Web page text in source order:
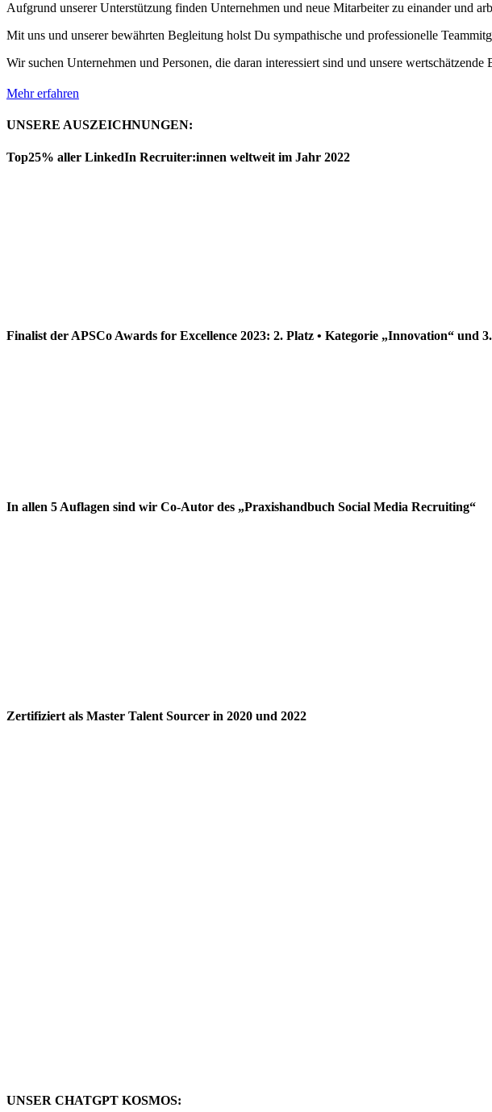
Aufgrund unserer Unterstützung finden Unternehmen und neue Mitarbeiter zu einander und
Mit uns und unserer bewährten Begleitung holst Du sympathische und professionelle
Wir suchen Unternehmen und Personen, die daran interessiert sind und unsere
Mehr erfahren
UNSERE AUSZEICHNUNGEN:
Top25% aller LinkedIn Recruiter:innen weltweit im Jahr 2022
Finalist der APSCo Awards for Excellence 2023: 2. Platz • Kategorie „Innovation“ und
In allen 5 Auflagen sind wir Co-Autor des „Praxishandbuch Social Media Recruiting“
Zertifiziert als Master Talent Sourcer in 2020 und 2022
UNSER CHATGPT KOSMOS: